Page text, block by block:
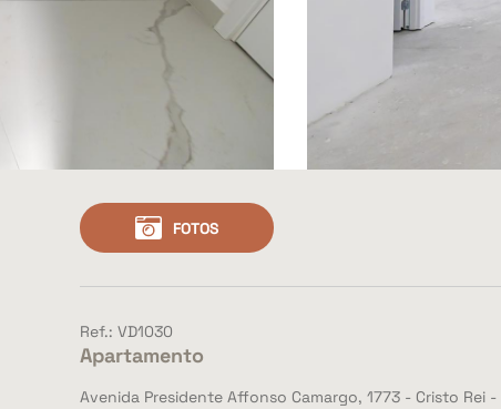
FOTOS
Ref.: VD1030
Apartamento
Avenida Presidente Affonso Camargo, 1773 - Cristo Rei -